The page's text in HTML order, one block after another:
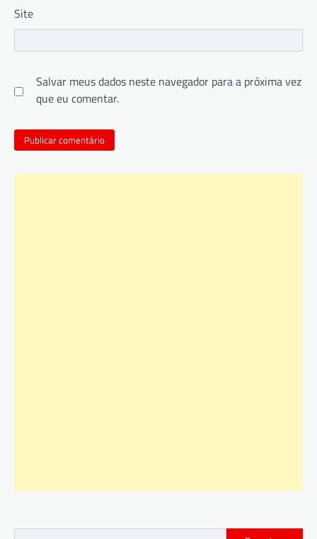
Site
Salvar meus dados neste navegador para a próxima vez
que eu comentar.